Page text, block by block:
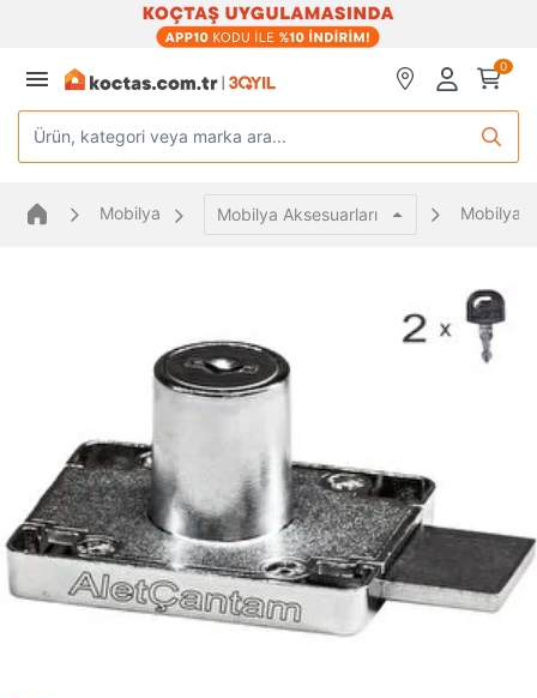
0
Ürün, kategori veya marka ara...
Mobilya Mobilya Aksesuarları Mobilya